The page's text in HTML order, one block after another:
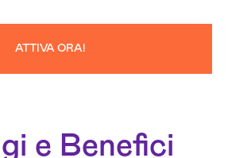
ATTIVA ORA!
e Benefici